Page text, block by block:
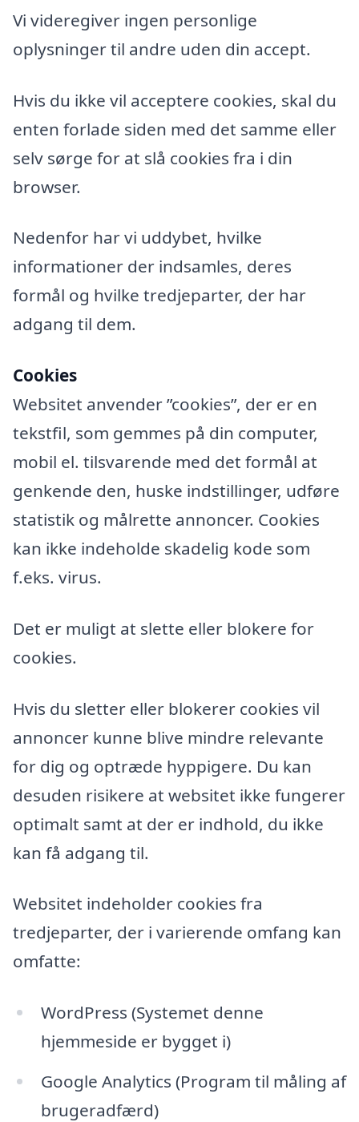
Vi videregiver ingen personlige
oplysninger til andre uden din accept.
Hvis du ikke vil acceptere cookies, skal du
enten forlade siden med det samme eller
selv sørge for at slå cookies fra i din
browser.
Nedenfor har vi uddybet, hvilke
informationer der indsamles, deres
formål og hvilke tredjeparter, der har
adgang til dem.
Cookies
Websitet anvender ”cookies”, der er en
tekstfil, som gemmes på din computer,
mobil el. tilsvarende med det formål at
genkende den, huske indstillinger, udføre
statistik og målrette annoncer. Cookies
kan ikke indeholde skadelig kode som
f.eks. virus.
Det er muligt at slette eller blokere for
cookies.
Hvis du sletter eller blokerer cookies vil
annoncer kunne blive mindre relevante
for dig og optræde hyppigere. Du kan
desuden risikere at websitet ikke fungerer
optimalt samt at der er indhold, du ikke
kan få adgang til.
Websitet indeholder cookies fra
tredjeparter, der i varierende omfang kan
omfatte:
WordPress (Systemet denne
hjemmeside er bygget i)
Google Analytics (Program til måling af
brugeradfærd)